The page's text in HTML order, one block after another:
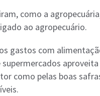
como a
ao agropecuário.
gastos com
como pelas boas